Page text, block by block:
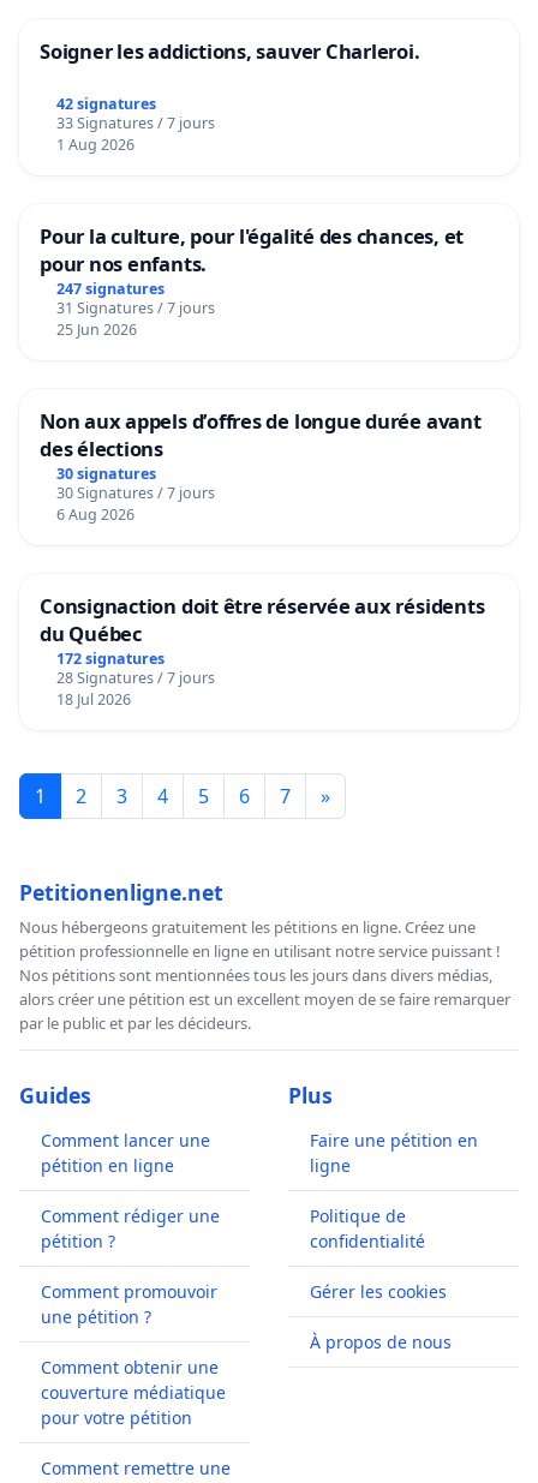
Soigner les addictions, sauver Charleroi.
42 signatures
33 Signatures / 7 jours
1 Aug 2026
Pour la culture, pour l'égalité des chances, et
pour nos enfants.
247 signatures
31 Signatures / 7 jours
25 Jun 2026
Non aux appels d’offres de longue durée avant
des élections
30 signatures
30 Signatures / 7 jours
6 Aug 2026
Consignaction doit être réservée aux résidents
du Québec
172 signatures
28 Signatures / 7 jours
18 Jul 2026
1 2 3 4 5 6 7 »
Petitionenligne.net
Nous hébergeons gratuitement les pétitions en ligne. Créez une
pétition professionnelle en ligne en utilisant notre service puissant !
Nos pétitions sont mentionnées tous les jours dans divers médias,
alors créer une pétition est un excellent moyen de se faire remarquer
par le public et par les décideurs.
Guides
Comment lancer une
pétition en ligne
Comment rédiger une
pétition ?
Comment promouvoir
une pétition ?
Comment obtenir une
couverture médiatique
pour votre pétition
Comment remettre une
Plus
Faire une pétition en
ligne
Politique de
confidentialité
Gérer les cookies
À propos de nous